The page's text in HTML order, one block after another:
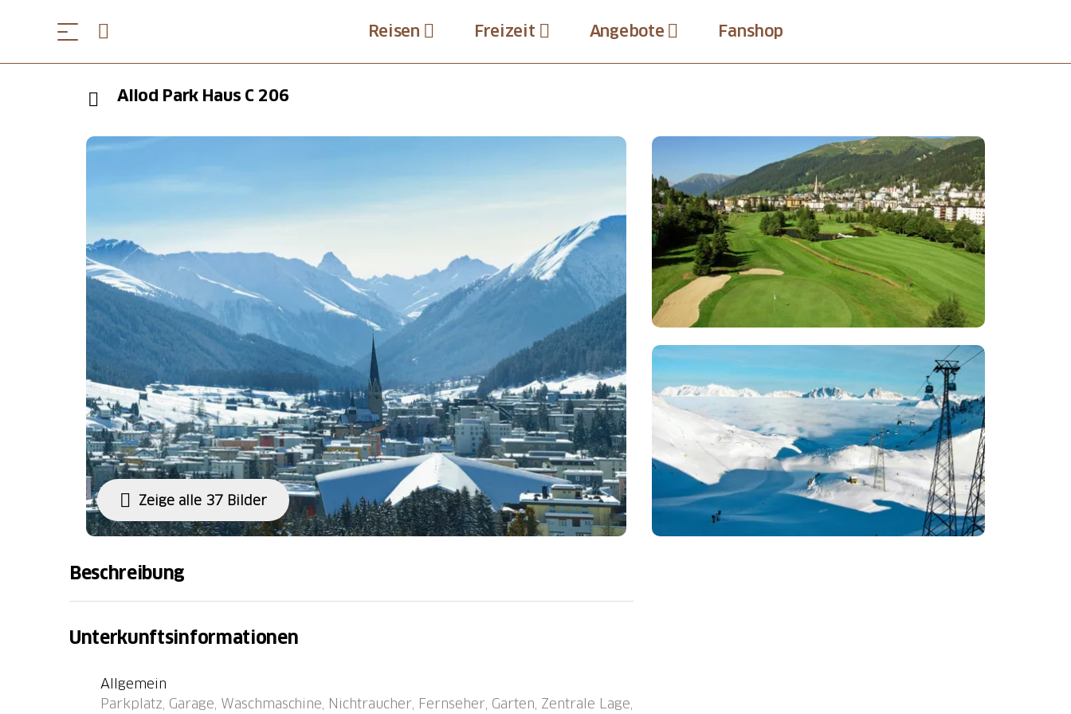
Reisen Freizeit Angebote Fanshop
Allod Park Haus C 206
Zeige alle 37 Bilder
Beschreibung
Ortszentrum, 700 m vom Zentrum von Davos Platz, zentrale, ruhige Lage. Zur
extra), Trockenraum, Skischuhtrockner. Wäschewechsel (zusätzlich extra).
Handtuchwechsel (zusätzlich extra). Wohnungsreinigung möglich (extra). Zufahrt bis
Unterkunftsinformationen
Allgemein
Parkplatz, Garage, Waschmaschine, Nichtraucher, Fernseher, Garten, Zentrale Lage,